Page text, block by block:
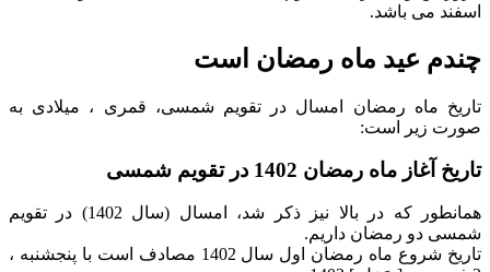
اسفند می باشد.
چندم عید ماه رمضان است
تاریخ ماه رمضان امسال در تقویم شمسی، قمری ، میلادی به
صورت زیر است:
تاریخ آغاز ماه رمضان 1402 در تقویم شمسی
همانطور که در بالا نیز ذکر شد، امسال (سال 1402) در تقویم
شمسی دو رمضان داریم.
تاریخ شروع ماه رمضان اول سال 1402 مصادف است با پنجشنبه ،